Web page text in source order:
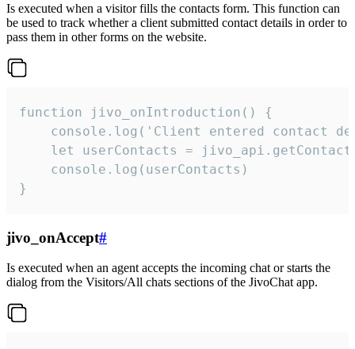
Is executed when a visitor fills the contacts form. This function can
be used to track whether a client submitted contact details in order to
pass them in other forms on the website.
function jivo_onIntroduction() {
console.log('Client entered contact
let userContacts =
    console.log(userContacts)
}
jivo_onAccept#
Is executed when an agent accepts the incoming chat or starts the
dialog from the Visitors/All chats sections of the JivoChat app.